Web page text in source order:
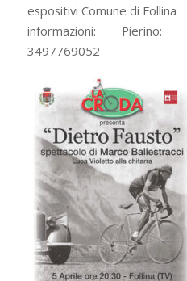
espositivi Comune di Follina
informazioni: Pierino:
3497769052